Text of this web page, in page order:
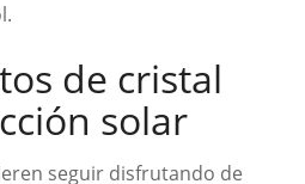
de cristal
solar
seguir disfrutando de